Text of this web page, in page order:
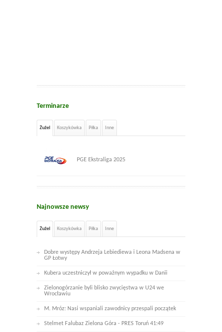
Terminarze
Żużel Koszykówka Piłka Inne
PGE Ekstraliga 2025
Najnowsze newsy
Żużel Koszykówka Piłka Inne
Dobre występy Andrzeja Lebiediewa i Leona Madsena w
GP Łotwy
Kubera uczestniczył w poważnym wypadku w Danii
Zielonogórzanie byli blisko zwycięstwa w U24 we
Wrocławiu
M. Mróz: Nasi wspaniali zawodnicy przespali początek
Stelmet Falubaz Zielona Góra - PRES Toruń 41:49